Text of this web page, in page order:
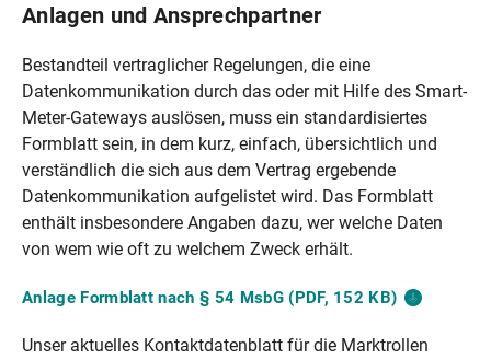
Anlagen und Ansprechpartner
Bestandteil vertraglicher Regelungen, die eine
Datenkommunikation durch das oder mit Hilfe des Smart-
Meter-Gateways auslösen, muss ein standardisiertes
Formblatt sein, in dem kurz, einfach, übersichtlich und
verständlich die sich aus dem Vertrag ergebende
Datenkommunikation aufgelistet wird. Das Formblatt
enthält insbesondere Angaben dazu, wer welche Daten
von wem wie oft zu welchem Zweck erhält.
Anlage Formblatt nach § 54 MsbG (PDF, 152 KB)
Unser aktuelles Kontaktdatenblatt für die Marktrollen